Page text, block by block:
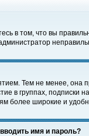
в том, что вы
Тем не менее,
в группах,
более широкие и
имя и пароль?